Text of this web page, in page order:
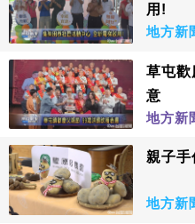
用!
地方新
草屯歡
意
地方新
親子手
地方新